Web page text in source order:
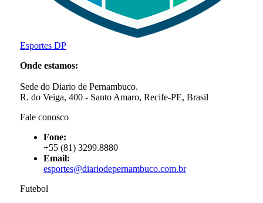
Esportes DP
Onde estamos:
Sede do Diario de Pernambuco.
R. do Veiga, 400 - Santo Amaro, Recife-PE, Brasil
Fale conosco
Fone:
+55 (81) 3299.8880
Email:
esportes@diariodepernambuco.com.br
Futebol